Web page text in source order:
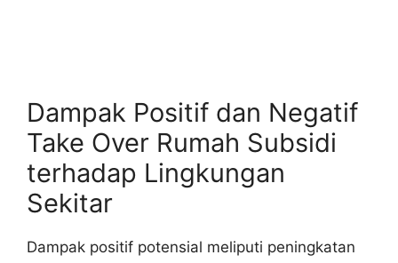
Dampak Positif dan Negatif
Take Over Rumah Subsidi
terhadap Lingkungan
Sekitar
Dampak positif potensial meliputi peningkatan